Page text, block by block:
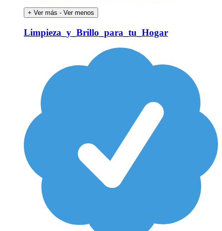
+ Ver más - Ver menos
Limpieza_y_Brillo_para_tu_Hogar